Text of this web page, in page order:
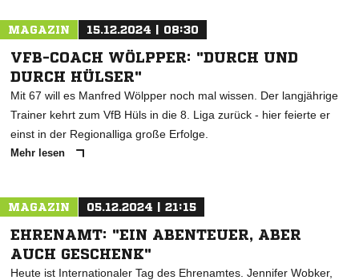
MAGAZIN 15.12.2024 | 08:30
VFB-COACH WÖLPPER: "DURCH UND
DURCH HÜLSER"
Mit 67 will es Manfred Wölpper noch mal wissen. Der langjährige
Trainer kehrt zum VfB Hüls in die 8. Liga zurück - hier feierte er
einst in der Regionalliga große Erfolge.
Mehr lesen
MAGAZIN 05.12.2024 | 21:15
EHRENAMT: "EIN ABENTEUER, ABER
AUCH GESCHENK"
Heute ist Internationaler Tag des Ehrenamtes. Jennifer Wobker,